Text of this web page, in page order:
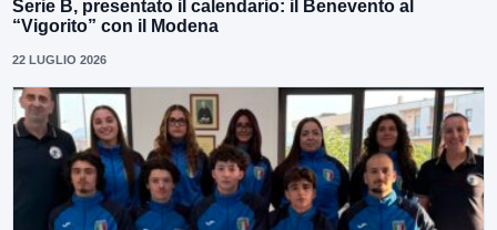
Serie B, presentato il calendario: il Benevento al
“Vigorito” con il Modena
22 LUGLIO 2026